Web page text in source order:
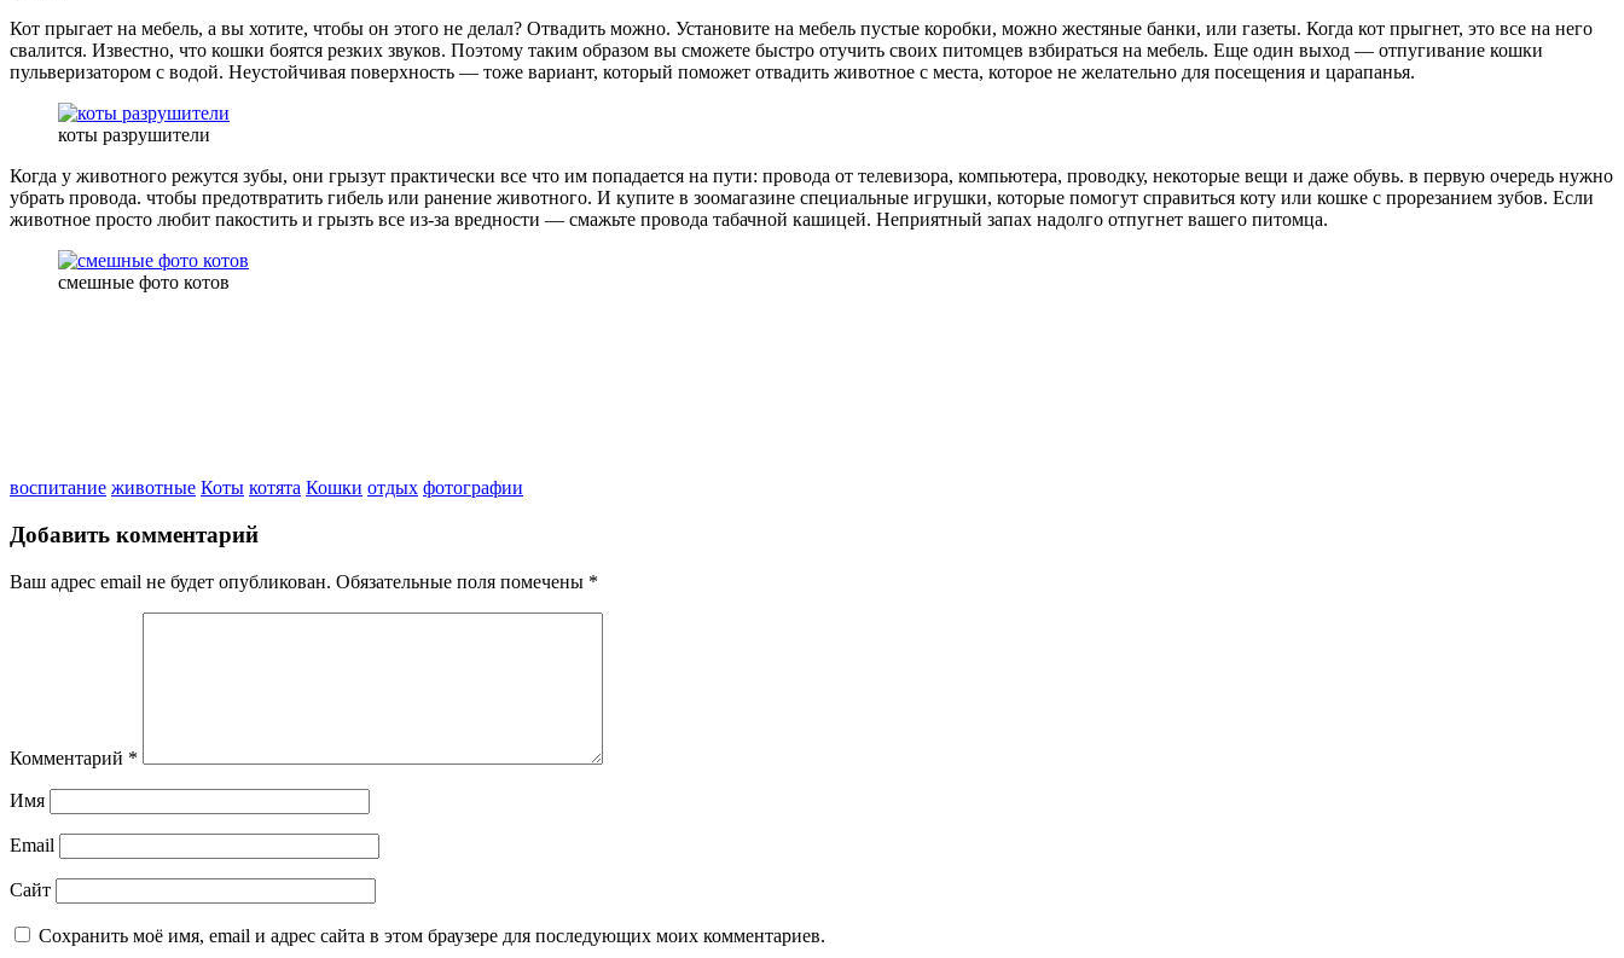
Кот прыгает на мебель, а вы хотите, чтобы он этого не делал? Отвадить можно. Установите на мебель пустые коробки, можно жестяные банки, или газеты. Когда кот прыгнет, это все на него
свалится. Известно, что кошки боятся резких звуков. Поэтому таким образом вы сможете быстро отучить своих питомцев взбираться на мебель. Еще один выход — отпугивание кошки
пульверизатором с водой. Неустойчивая поверхность — тоже вариант, который поможет отвадить животное с места, которое не желательно для посещения и царапанья.
коты разрушители
Когда у животного режутся зубы, они грызут практически все что им попадается на пути: провода от телевизора, компьютера, проводку, некоторые вещи и даже обувь. в первую очередь нужно
убрать провода. чтобы предотвратить гибель или ранение животного. И купите в зоомагазине специальные игрушки, которые помогут справиться коту или кошке с прорезанием зубов. Если
животное просто любит пакостить и грызть все из-за вредности — смажьте провода табачной кашицей. Неприятный запах надолго отпугнет вашего питомца.
смешные фото котов
воспитание животные Коты котята Кошки отдых фотографии
Добавить комментарий
Ваш адрес email не будет опубликован. Обязательные поля помечены *
Комментарий *
Имя
Email
Сайт
Сохранить моё имя, email и адрес сайта в этом браузере для последующих моих комментариев.